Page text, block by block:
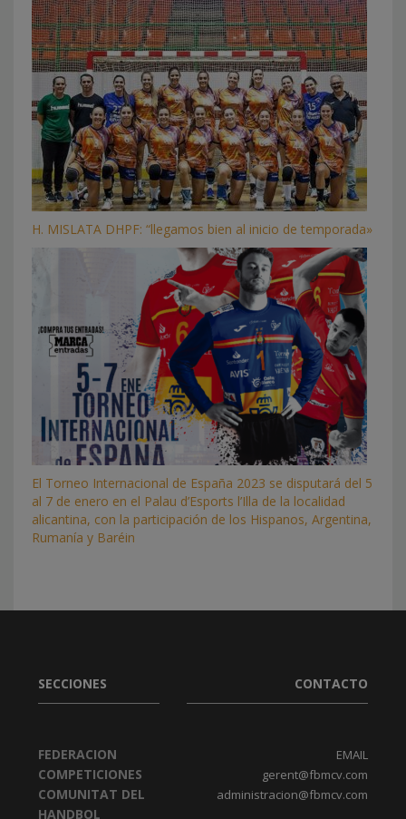
H. MISLATA DHPF: “llegamos bien al inicio de temporada»
El Torneo Internacional de España 2023 se disputará del 5
al 7 de enero en el Palau d’Esports l’Illa de la localidad
alicantina, con la participación de los Hispanos, Argentina,
Rumanía y Baréin
SECCIONES
FEDERACION
COMPETICIONES
COMUNITAT DEL
HANDBOL
CONTACTO
EMAIL
gerent@fbmcv.com
administracion@fbmcv.com